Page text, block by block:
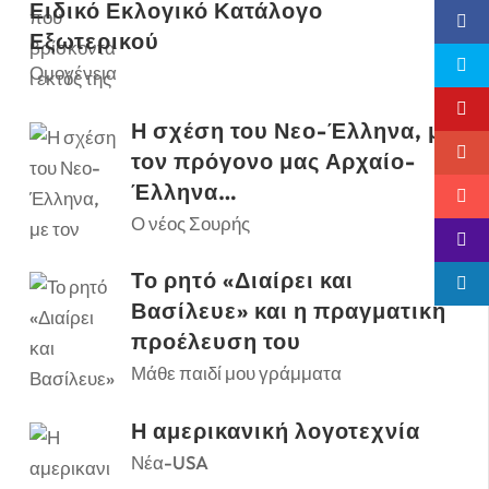
Ειδικό Εκλογικό Κατάλογο
Εξωτερικού
Ομογένεια
Η σχέση του Νεο-Έλληνα, με
τον πρόγονο μας Αρχαίο-
Έλληνα…
Ο νέος Σουρής
Το ρητό «Διαίρει και
Βασίλευε» και η πραγματική
προέλευση του
Μάθε παιδί μου γράμματα
Η αμερικανική λογοτεχνία
Νέα-USA